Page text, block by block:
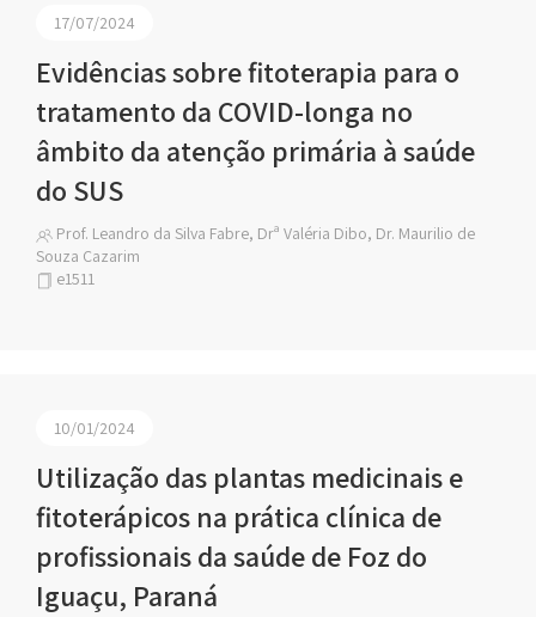
17/07/2024
Evidências sobre fitoterapia para o
tratamento da COVID-longa no
âmbito da atenção primária à saúde
do SUS
Prof. Leandro da Silva Fabre, Drª Valéria Dibo, Dr. Maurilio de
Souza Cazarim
e1511
10/01/2024
Utilização das plantas medicinais e
fitoterápicos na prática clínica de
profissionais da saúde de Foz do
Iguaçu, Paraná